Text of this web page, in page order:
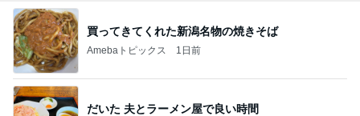
買ってきてくれた新潟名物の焼きそば
Amebaトピックス 1日前
だいた 夫とラーメン屋で良い時間